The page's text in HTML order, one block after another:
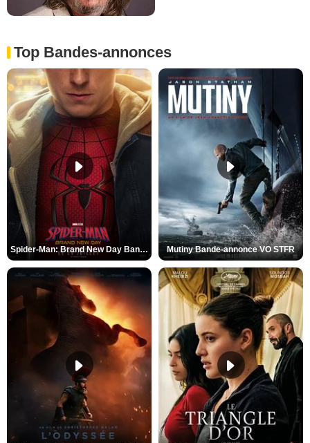
Top Bandes-annonces
Spider-Man: Brand New Day Bande-annonce VO STFR Mutiny Bande-annonce VO STFR